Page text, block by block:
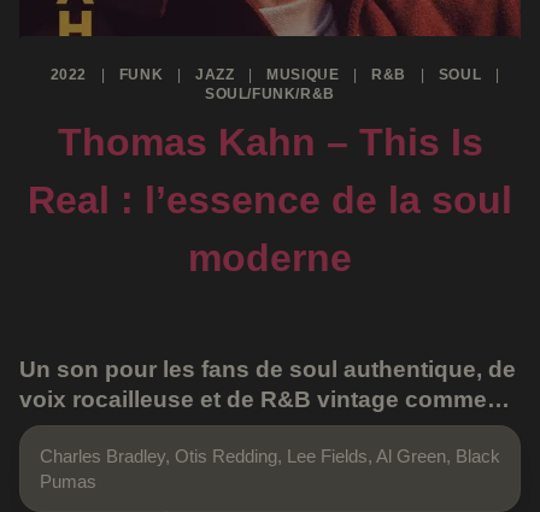
2022 FUNK JAZZ MUSIQUE R&B SOUL
SOUL/FUNK/R&B
Thomas Kahn – This Is
Real : l’essence de la soul
moderne
Un son pour les fans de soul authentique, de
voix rocailleuse et de R&B vintage comme…
Charles Bradley, Otis Redding, Lee Fields, Al Green, Black
Pumas